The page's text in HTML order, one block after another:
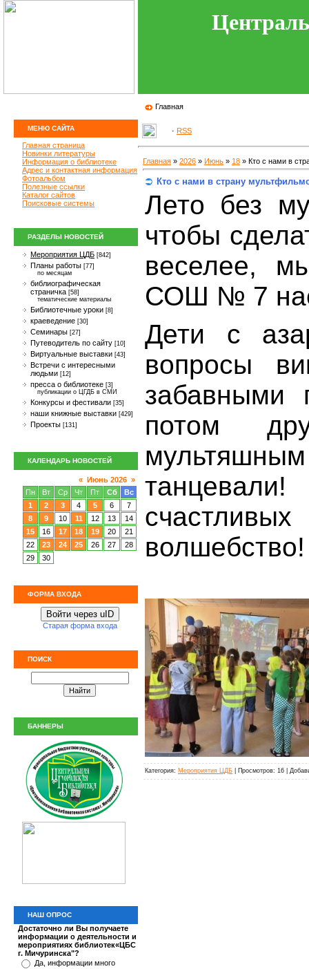
Главная
МЕНЮ САЙТА
Главная страница
Новинки литературы
Информация о библиотеке
Адрес и контактная информация
Фотоальбом
Полезные ссылки
Каталог сайтов
Поисковые системы
РАЗДЕЛЫ НОВОСТЕЙ
Мероприятия ЦДБ [842]
Планы работы [77]
по месяцам
библиографическая
страничка [58]
тематические материалы
Библиотечные уроки [8]
краеведение [30]
Семинары [27]
Путеводитель по сайту [10]
Виртуальные выставки [43]
Встречи с интересными
людьми [12]
пресса о библиотеке [3]
публикации о ЦГДБ в СМИ
Конкурсы и фестивали [35]
наши книжные выставки [429]
Проекты [131]
КАЛЕНДАРЬ НОВОСТЕЙ
« Июнь 2026 »
Пн
Вт Ср Чт Пт Сб
Вс
1
2 3 4 5 6
7
8
9 10 11 12 13
14
15
16 17 18 19 20
21
22
23 24 25 26 27
28
29
30
ФОРМА ВХОДА
Войти через uID
Старая форма входа
ПОИСК
БАННЕРЫ
НАШ ОПРОС
Достаточно ли Вы получаете
информации о деятельности и
мероприятиях библиотек«ЦБС
г. Мичуринска"?
Да, информации много
· RSS
Главная » 2026 » Июнь » 18 » Кто с нами в
Кто с нами в страну
Лето без
чтобы
веселее,
СОШ № 7
Дети с
вопросы
забавными
потом
волшебство!
Категория: Мероприятия ЦДБ | Просмотров: 16 |